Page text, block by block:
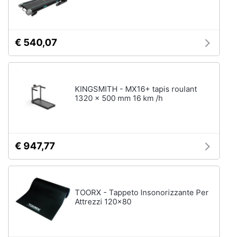
€ 540,07
KINGSMITH - MX16+ tapis roulant
1320 x 500 mm 16 km /h
€ 947,77
TOORX - Tappeto Insonorizzante Per
Attrezzi 120x80